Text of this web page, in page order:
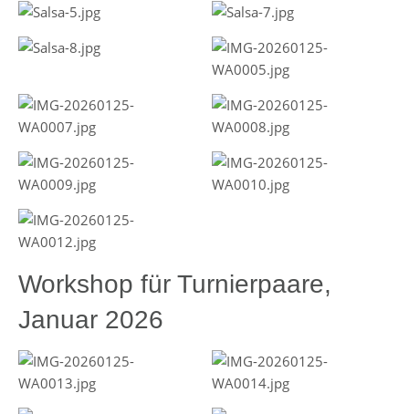
Workshop für Turnierpaare,
Januar 2026